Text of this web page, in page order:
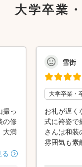
大学卒業
撮っ
の修
大満
雪街
大学卒業・
お礼が遅く
式に袴姿で
さんは和装
雰囲気も素
事前メッ